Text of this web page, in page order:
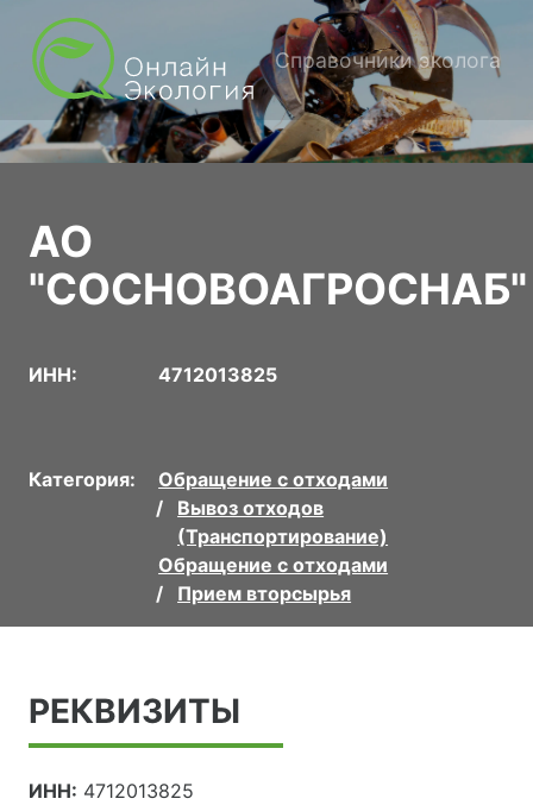
Справочники эколога
АО
"СОСНОВОАГРОСНАБ"
ИНН: 4712013825
Категория:
Обращение с отходами
Вывоз отходов
(Транспортирование)
Обращение с отходами
Прием вторсырья
РЕКВИЗИТЫ
ИНН: 4712013825